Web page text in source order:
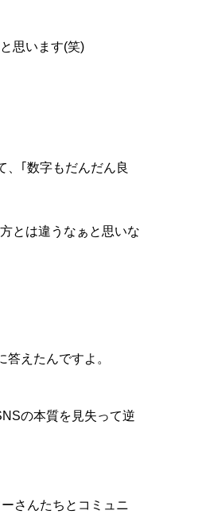
思います(笑)
、｢数字もだんだん良
とは違うなぁと思いな
えたんですよ。
の本質を見失って逆
さんたちとコミュニ